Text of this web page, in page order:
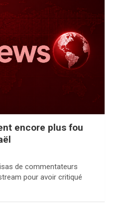
encore plus fou
de commentateurs
pour avoir critiqué